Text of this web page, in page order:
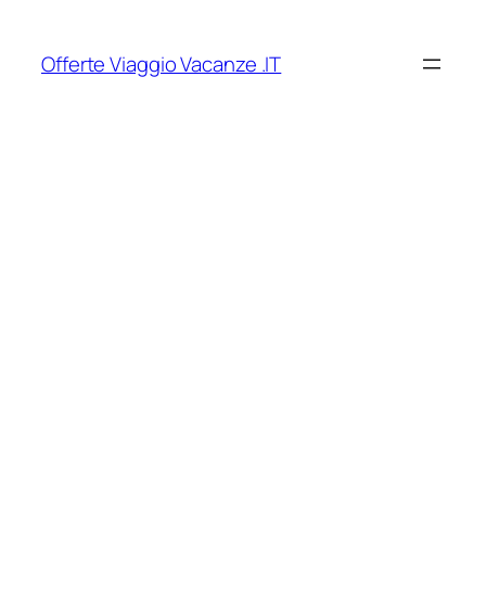
contenuto
Offerte Viaggio Vacanze .IT